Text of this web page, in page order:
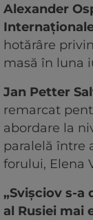
Alexander
hotărâre
masă în luna
Jan Petter
remarcat
abordare la
paralelă între
forului, Elena
„Svișciov s-a
al Rusiei mai